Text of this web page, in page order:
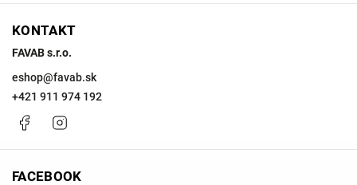
KONTAKT
FAVAB s.r.o.
eshop@favab.sk
+421 911 974 192
Facebook
FACEBOOK